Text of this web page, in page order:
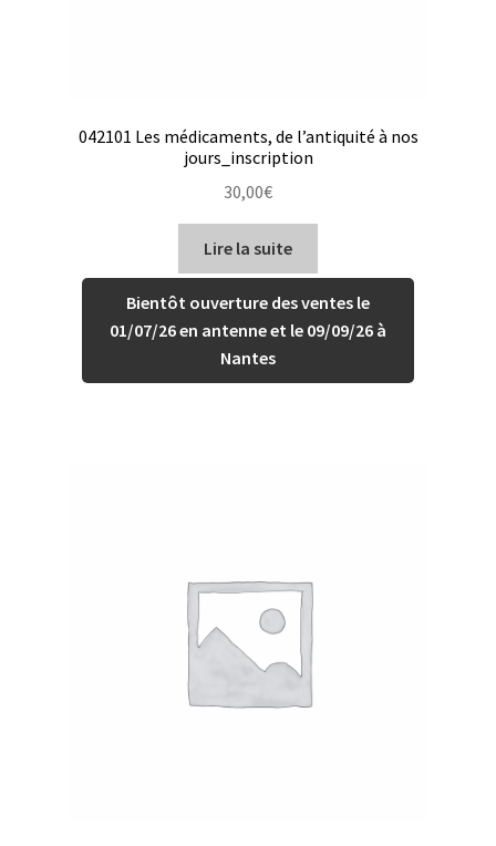
042101 Les médicaments, de l’antiquité à nos
jours_inscription
30,00€
Lire la suite
Bientôt ouverture des ventes le
01/07/26 en antenne et le 09/09/26 à
Nantes